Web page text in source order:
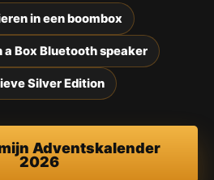
in een boombox
a Box Bluetooth speaker
Silver Edition
Adventskalender
2026